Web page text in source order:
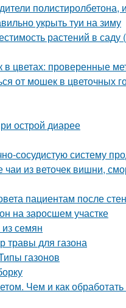
полистиролбетона,
укрыть туи на зиму
растений в саду
в цветах: проверенные
от мошек в цветочных
острой диарее
сосудистую систему
чаи из веточек вишни,
пациентам после
на заросшем участке
семян
травы для газона
газонов
Чем и как